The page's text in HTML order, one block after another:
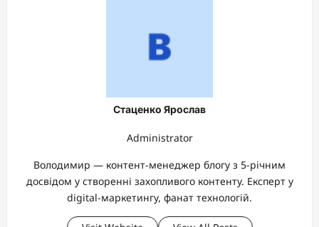
Стаценко Ярослав
Administrator
Володимир — контент-менеджер блогу з 5-річним
досвідом у створенні захопливого контенту. Експерт у
digital-маркетингу, фанат технологій.